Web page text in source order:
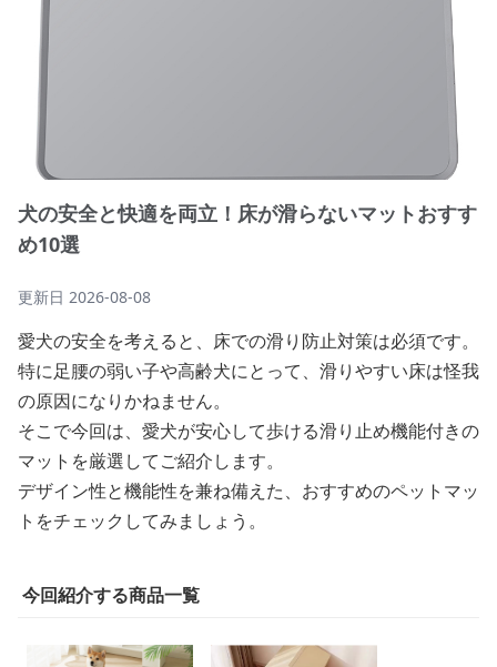
犬の安全と快適を両立！床が滑らないマットおすす
め10選
更新日 2026-08-08
愛犬の安全を考えると、床での滑り防止対策は必須です。
特に足腰の弱い子や高齢犬にとって、滑りやすい床は怪我
の原因になりかねません。
そこで今回は、愛犬が安心して歩ける滑り止め機能付きの
マットを厳選してご紹介します。
デザイン性と機能性を兼ね備えた、おすすめのペットマッ
トをチェックしてみましょう。
今回紹介する商品一覧